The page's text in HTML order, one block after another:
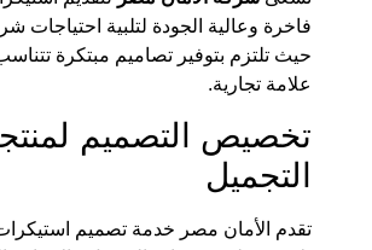
فاخرة وعالية الجودة لتلبية احتياجات
حيث تلتزم بتوفير تصاميم مبتكرة
علامة تجارية.
تخصيص التصميم
التجميل
تقدم الأمان مصر خدمة تصميم